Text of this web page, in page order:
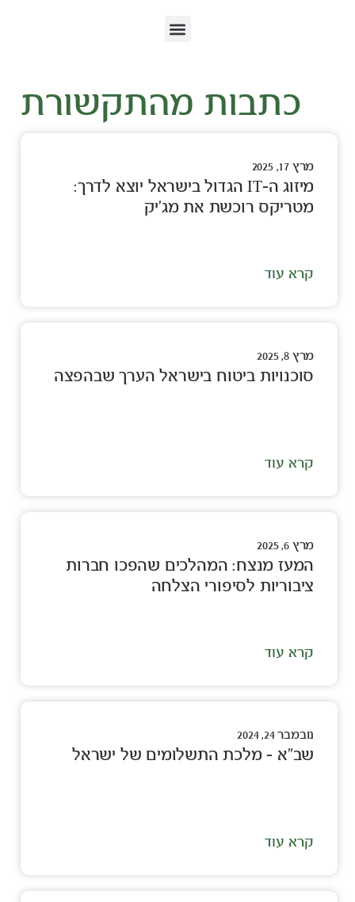
כתבות מהתקשורת
מרץ 17, 2025
מיזוג ה-IT הגדול בישראל יוצא לדרך:
מטריקס רוכשת את מג'יק
קרא עוד
מרץ 8, 2025
סוכנויות ביטוח בישראל הערך שבהפצה
קרא עוד
מרץ 6, 2025
המעז מנצח: המהלכים שהפכו חברות
ציבוריות לסיפורי הצלחה
קרא עוד
נובמבר 24, 2024
שב"א – מלכת התשלומים של ישראל
קרא עוד